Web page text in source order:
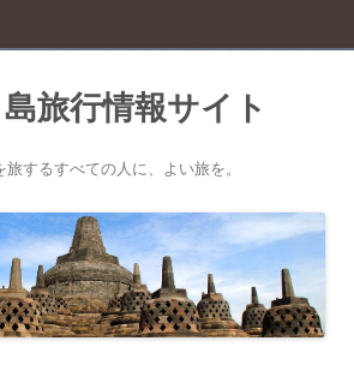
旅行情報サイト
旅するすべての人に、よい旅を。